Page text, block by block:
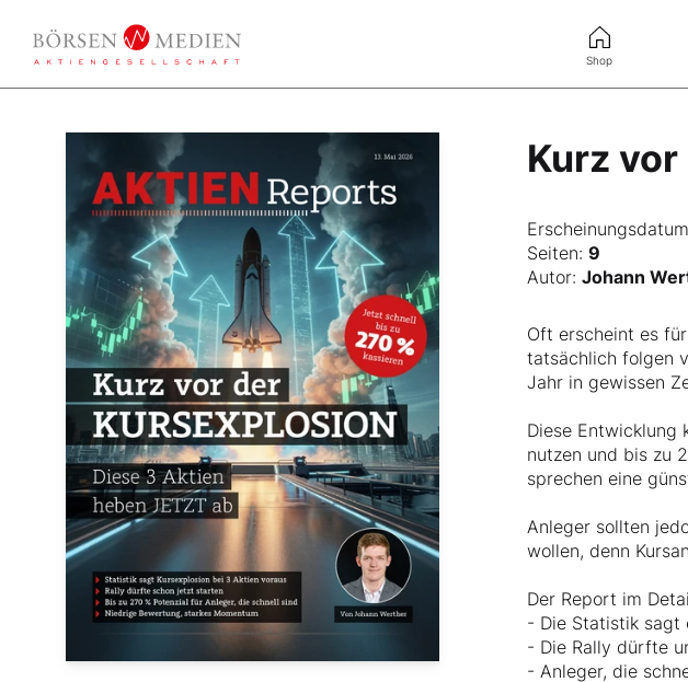
Shop
Kurz
Seiten:9
Autor:Johann
Oft erscheint es
tatsächlich folgen
Jahr in gewissen
Diese Entwicklung
nutzen und bis zu
sprechen eine
Anleger sollten
wollen, denn
Der Report im
- Die Statistik sagt
- Die Rally dürfte
- Anleger, die